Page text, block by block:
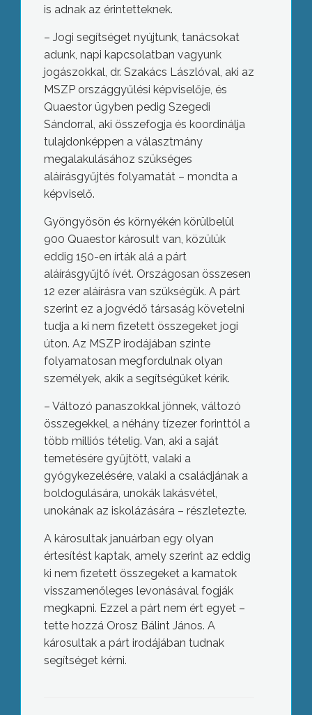
is adnak az érintetteknek.
– Jogi segítséget nyújtunk, tanácsokat
adunk, napi kapcsolatban vagyunk
jogászokkal, dr. Szakács Lászlóval, aki az
MSZP országgyűlési képviselője, és
Quaestor ügyben pedig Szegedi
Sándorral, aki összefogja és koordinálja
tulajdonképpen a választmány
megalakulásához szükséges
aláírásgyűjtés folyamatát – mondta a
képviselő.
Gyöngyösön és környékén körülbelül
900 Quaestor károsult van, közülük
eddig 150-en írták alá a párt
aláírásgyűjtő ívét. Országosan összesen
12 ezer aláírásra van szükségük. A párt
szerint ez a jogvédő társaság követelni
tudja a ki nem fizetett összegeket jogi
úton. Az MSZP irodájában szinte
folyamatosan megfordulnak olyan
személyek, akik a segítségüket kérik.
– Változó panaszokkal jönnek, változó
összegekkel, a néhány tízezer forinttól a
több milliós tételig. Van, aki a saját
temetésére gyűjtött, valaki a
gyógykezelésére, valaki a családjának a
boldogulására, unokák lakásvétel,
unokának az iskolázására – részletezte.
A károsultak januárban egy olyan
értesítést kaptak, amely szerint az eddig
ki nem fizetett összegeket a kamatok
visszamenőleges levonásával fogják
megkapni. Ezzel a párt nem ért egyet –
tette hozzá Orosz Bálint János. A
károsultak a párt irodájában tudnak
segítséget kérni.Árvízvédelmi készültség